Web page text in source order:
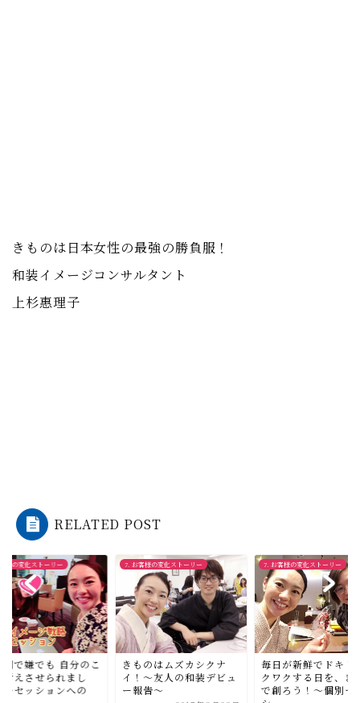
きものは日本女性の最強の勝負服！
和装イメージコンサルタント
上杉惠理子
RELATED POST
様の変化ストーリー
間で嫌でも 自分のこ
考えさせられまし
〜セッションへの
7. お客様の変化ストーリー
きものはムズカシクナ
イ！〜友人の和装デビュ
ー報告〜
7. お客様の変化ストーリー
毎日が新鮮でドキド
クワクする日を、き
で創ろう！〜個別セ